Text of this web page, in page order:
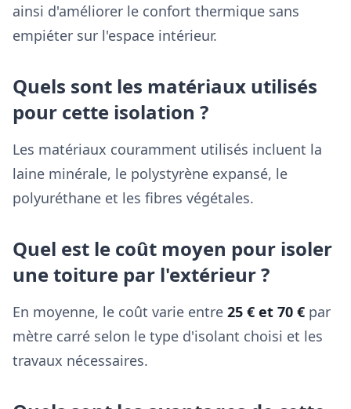
ainsi d'améliorer le confort thermique sans
empiéter sur l'espace intérieur.
Quels sont les matériaux utilisés
pour cette isolation ?
Les matériaux couramment utilisés incluent la
laine minérale, le polystyrène expansé, le
polyuréthane et les fibres végétales.
Quel est le coût moyen pour isoler
une toiture par l'extérieur ?
En moyenne, le coût varie entre 25 € et 70 € par
mètre carré selon le type d'isolant choisi et les
travaux nécessaires.